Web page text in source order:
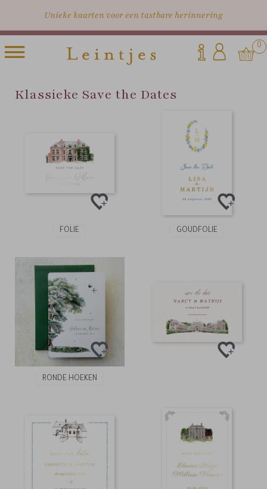
Unieke kaarten voor een tastbare herinnering
0
Klassieke Save the Dates
FOLIE GOUDFOLIE
RONDE HOEKEN